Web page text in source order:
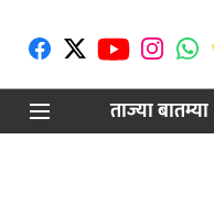
ताज्या बातम्या